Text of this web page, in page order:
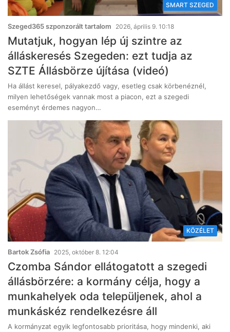
SMART SZEGED
Szeged365 szponzorált tartalom 2026, április 9. 10:18
Mutatjuk, hogyan lép új szintre az
álláskeresés Szegeden: ezt tudja az
SZTE Állásbörze újítása (videó)
Ha állást keresel, pályakezdő vagy, esetleg csak körbenéznél,
milyen lehetőségek vannak most a piacon, ezt a szegedi
eseményt érdemes nagyon…
KÖZÉLET
Bartok Zsófia 2025, október 8. 12:04
Czomba Sándor ellátogatott a szegedi
állásbörzére: a kormány célja, hogy a
munkahelyek oda települjenek, ahol a
munkáskéz rendelkezésre áll
A kormányzat egyik legfontosabb prioritása, hogy mindenki, aki